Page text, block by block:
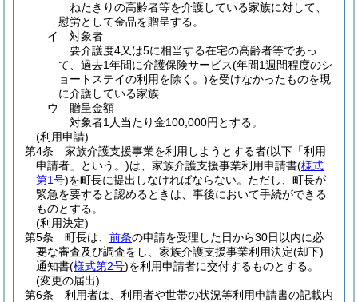
ねたきりの高齢者等を介護している家族に対して、
慰労として金品を贈呈する。
イ
対象者
要介護度4又は5に相当する在宅の高齢者等であっ
て、過去1年間に介護保険サービス(年間1週間程度のシ
ョートステイの利用を除く。)を受けなかったものを現
に介護している家族
ウ
贈呈金額
対象者1人当たり金100,000円とする。
(利用申請)
第4条
家族介護支援事業を利用しようとする者(以下「利用
申請者」という。)は、家族介護支援事業利用申請書(様式
第1号)を町長に提出しなければならない。 ただし、町長が
緊急を要すると認めるときは、事後において手続ができる
ものとする。
(利用決定)
第5条
町長は、 前条の申請を受理した日から30日以内に必
要な審査及び調査をし、家族介護支援事業利用決定(却下)
通知書(様式第2号)を利用申請者に交付するものとする。
(変更の届出)
第6条
利用者は、利用者や世帯の状況等利用申請書の記載内